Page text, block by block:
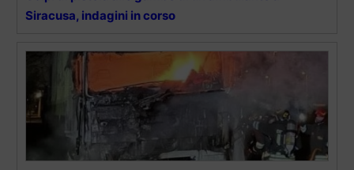
Siracusa, indagini in corso